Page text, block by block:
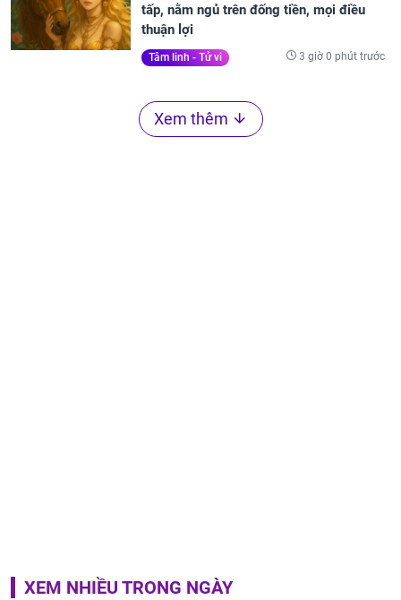
tấp, nằm ngủ trên đống tiền, mọi điều
thuận lợi
Tâm linh - Tử vi 3 giờ 0 phút trước
Xem thêm
XEM NHIỀU TRONG NGÀY